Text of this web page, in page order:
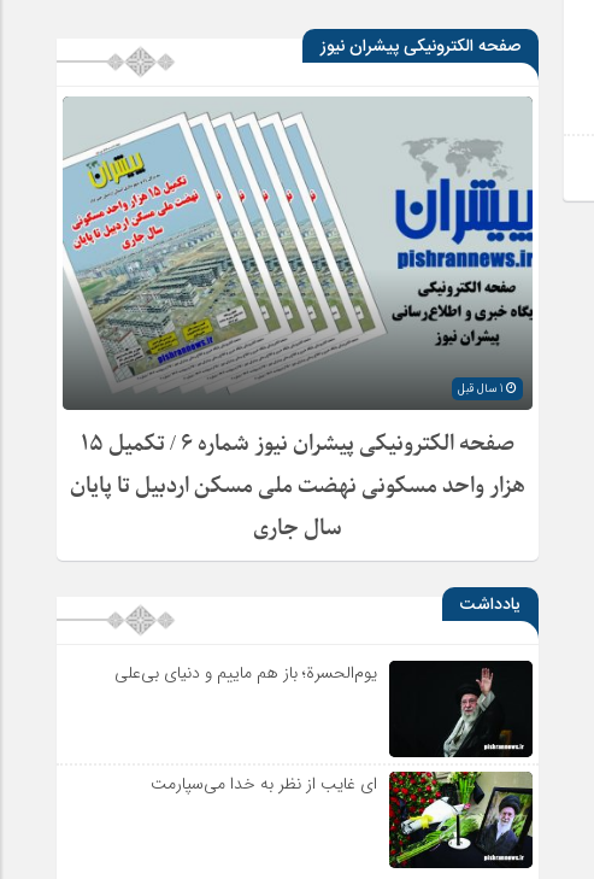
صفحه الکترونیکی پیشران نیوز
صفحه الکترونیکی پیشران نیوز شماره ۶ / تکمیل ۱۵
هزار واحد مسکونی نهضت ملی مسکن اردبیل تا پایان
سال جاری
یادداشت
یوم‌الحسرة؛ باز هم ماییم و دنیای بی‌علی
ای غایب از نظر به خدا می‌سپارمت